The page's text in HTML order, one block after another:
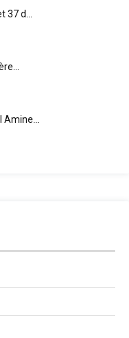
37 d…
Amine…